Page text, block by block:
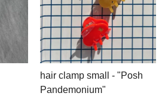
hair clamp small - "Posh
Pandemonium"